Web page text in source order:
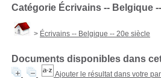
Catégorie Écrivains -- Belgique
> Écrivains -- Belgique -- 20e siècle
Documents disponibles dans
Ajouter le résultat dans votre